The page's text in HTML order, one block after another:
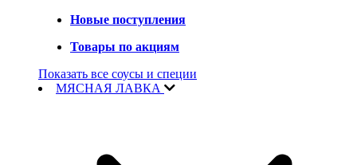
Новые поступления
Товары по акциям
Показать все соусы и специи
МЯСНАЯ ЛАВКА